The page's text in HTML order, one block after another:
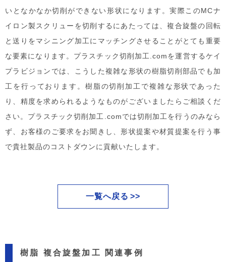
いとなかなか切削ができない形状になります。実際このMCナ
イロン製スクリューを切削するにあたっては、複合旋盤の回転
と送りをマシニング加工にマッチングさせることがとても重要
な要素になります。プラスチック切削加工.comを運営するケイ
プラビジョンでは、こうした複雑な形状の樹脂切削部品でも加
工を行っております。樹脂の切削加工で複雑な形状であった
り、精度を求められるようなものがございましたらご相談くだ
さい。プラスチック切削加工.comでは切削加工を行うのみなら
ず、お客様のご要求をお聞きし、形状提案や材質提案を行う事
で貴社製品のコストダウンに貢献いたします。
一覧へ戻る
樹脂 複合旋盤加工 関連事例